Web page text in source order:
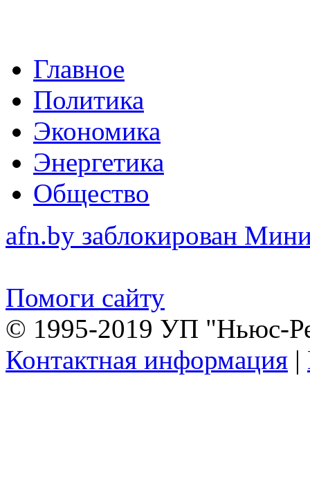
Главное
Политика
Экономика
Энергетика
Общество
afn.by заблокирован
Помоги сайту
© 1995-2019 УП "Ньюс-
Контактная информация |